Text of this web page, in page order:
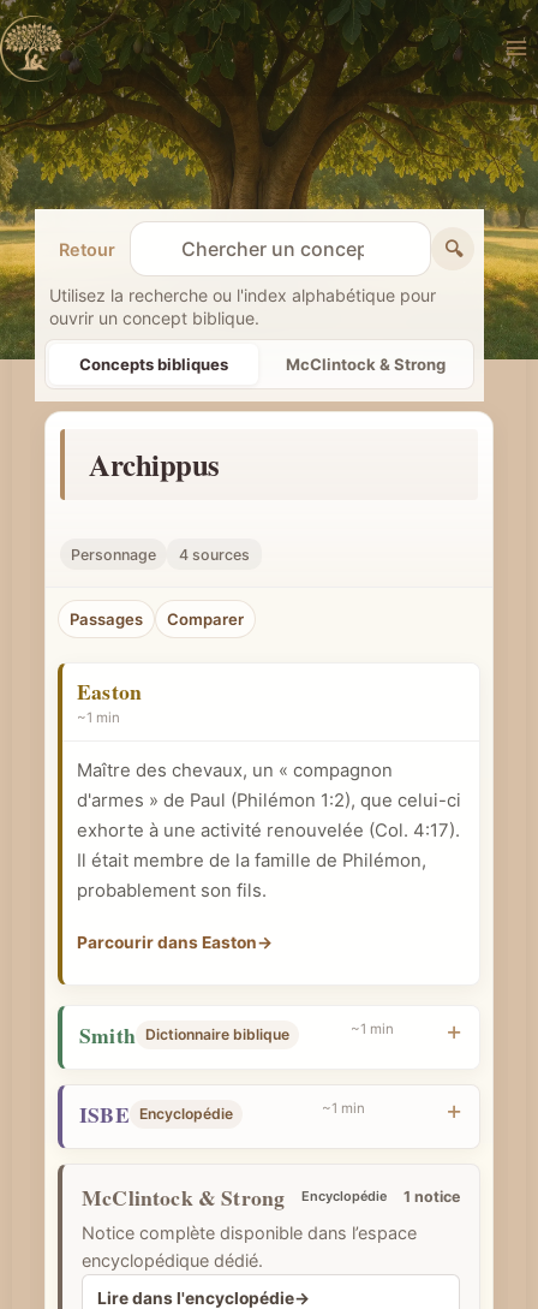
Aller
au
contenu
Retour
R
e
c
h
e
c
r
n
o
e
p
b
b
q
e
🔍
Utilisez la recherche ou l'index alphabétique pour
ouvrir un concept biblique.
Concepts bibliques McClintock & Strong
Archippus
Personnage 4 sources
Passages Comparer
Easton
~1 min
Maître des chevaux, un « compagnon
d'armes » de Paul (Philémon 1:2), que celui-ci
exhorte à une activité renouvelée (Col. 4:17).
Il était membre de la famille de Philémon,
probablement son fils.
Parcourir dans Easton→
Smith Dictionnaire biblique ~1 min
ISBE Encyclopédie ~1 min
McClintock & Strong Encyclopédie 1 notice
Notice complète disponible dans l’espace
encyclopédique dédié.
Lire dans l'encyclopédie→